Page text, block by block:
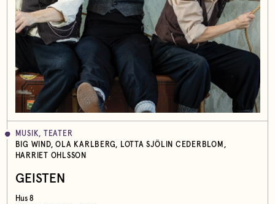
MUSIK, TEATER
BIG WIND, OLA KARLBERG, LOTTA SJÖLIN CEDERBLOM,
HARRIET OHLSSON
GEISTEN
Hus 8